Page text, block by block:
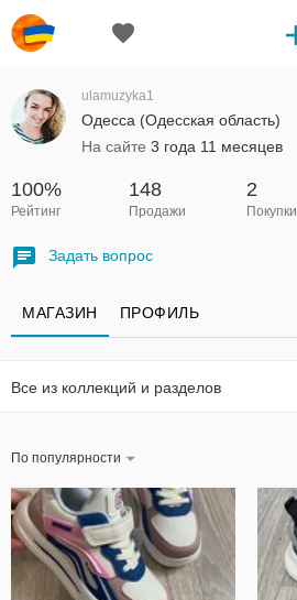
ulamuzyka1
Одесса (Одесская область)
На сайте 3 года 11 месяцев
100%
Рейтинг
148
Продажи
2
Покупки
Задать вопрос
МАГАЗИН ПРОФИЛЬ
Все из коллекций и разделов
По популярности